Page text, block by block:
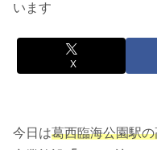
います
X
今日は葛西臨海公園駅